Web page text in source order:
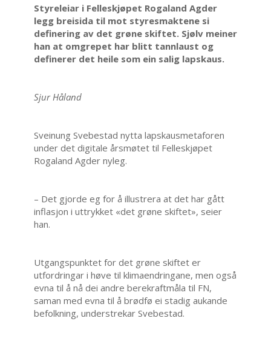
Styreleiar i Felleskjøpet Rogaland Agder
legg breisida til mot styresmaktene si
definering av det grøne skiftet. Sjølv meiner
han at omgrepet har blitt tannlaust og
definerer det heile som ein salig lapskaus.
Sjur Håland
Sveinung Svebestad nytta lapskausmetaforen
under det digitale årsmøtet til Felleskjøpet
Rogaland Agder nyleg.
– Det gjorde eg for å illustrera at det har gått
inflasjon i uttrykket «det grøne skiftet», seier
han.
Utgangspunktet for det grøne skiftet er
utfordringar i høve til klimaendringane, men også
evna til å nå dei andre berekraftmåla til FN,
saman med evna til å brødfø ei stadig aukande
befolkning, understrekar Svebestad.